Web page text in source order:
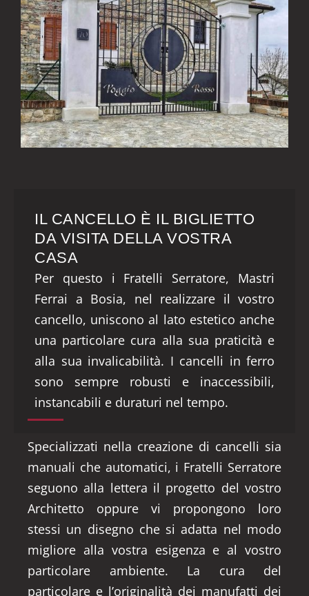
IL CANCELLO È IL BIGLIETTO
DA VISITA DELLA VOSTRA
CASA
Per questo i Fratelli Serratore, Mastri
Ferrai a Bosia, nel realizzare il vostro
cancello, uniscono al lato estetico anche
una particolare cura alla sua praticità e
alla sua invalicabilità. I cancelli in ferro
sono sempre robusti e inaccessibili,
instancabili e duraturi nel tempo.
Specializzati nella creazione di cancelli sia
manuali che automatici, i Fratelli Serratore
seguono alla lettera il progetto del vostro
Architetto oppure vi propongono loro
stessi un disegno che si adatta nel modo
migliore alla vostra esigenza e al vostro
particolare ambiente. La cura del
particolare e l’originalità dei manufatti dei